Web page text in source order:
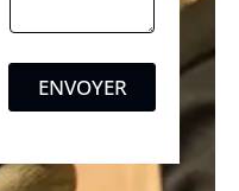
ENVOYER